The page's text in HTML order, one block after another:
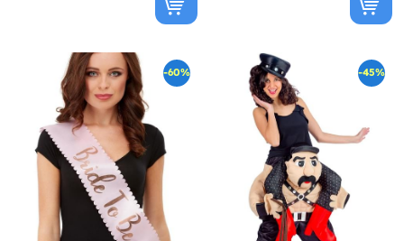
-60% -45%